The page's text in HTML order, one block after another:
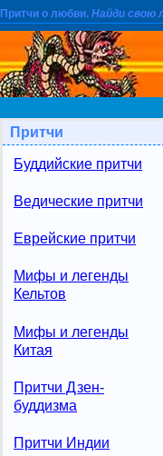
Притчи о любви. Найди свою
Притчи
Буддийские притчи
Ведические притчи
Еврейские притчи
Мифы и легенды
Кельтов
Мифы и легенды
Китая
Притчи Дзен-
буддизма
Притчи Индии